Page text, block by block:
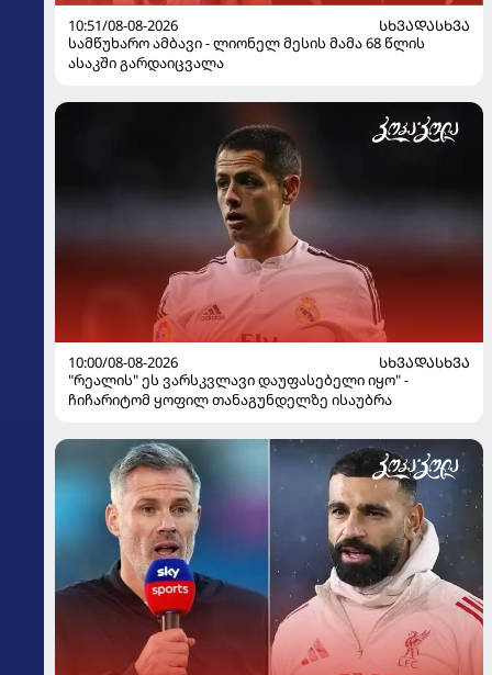
10:51/08-08-2026
ᲡᲮᲕᲐᲓᲐᲡᲮᲕᲐ
სამწუხარო ამბავი - ლიონელ მესის მამა 68 წლის
ასაკში გარდაიცვალა
10:00/08-08-2026
ᲡᲮᲕᲐᲓᲐᲡᲮᲕᲐ
"რეალის" ეს ვარსკვლავი დაუფასებელი იყო" -
ჩიჩარიტომ ყოფილ თანაგუნდელზე ისაუბრა